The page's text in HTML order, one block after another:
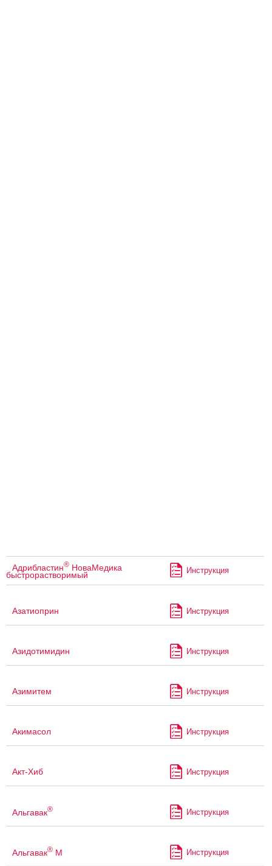
Адрибластин® НоваМедика
быстрорастворимый Инструкция
Азатиоприн Инструкция
Азидотимидин Инструкция
Азимитем Инструкция
Акимасол Инструкция
Акт-Хиб Инструкция
Альгавак® Инструкция
Альгавак® М Инструкция